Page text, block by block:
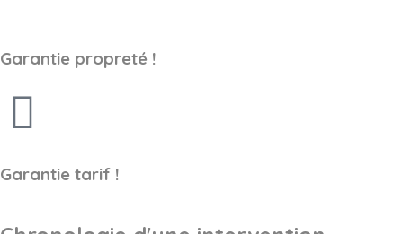
Garantie propreté !
Garantie tarif !